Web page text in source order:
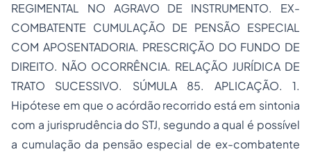
REGIMENTAL NO AGRAVO DE INSTRUMENTO. EX-
COMBATENTE CUMULAÇÃO DE PENSÃO ESPECIAL
COM APOSENTADORIA. PRESCRIÇÃO DO FUNDO DE
DIREITO. NÃO OCORRÊNCIA. RELAÇÃO JURÍDICA DE
TRATO SUCESSIVO. SÚMULA 85. APLICAÇÃO. 1.
Hipótese em que o acórdão recorrido está em sintonia
com a jurisprudência do STJ, segundo a qual é possível
a cumulação da pensão especial de ex-combatente